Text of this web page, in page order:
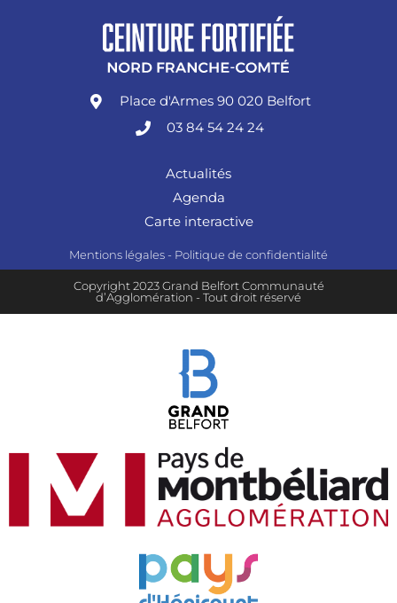
Place d'Armes 90 020 Belfort
03 84 54 24 24
Actualités
Agenda
Carte interactive
Mentions légales - Politique de confidentialité
Copyright 2023 Grand Belfort Communauté
d’Agglomération - Tout droit réservé